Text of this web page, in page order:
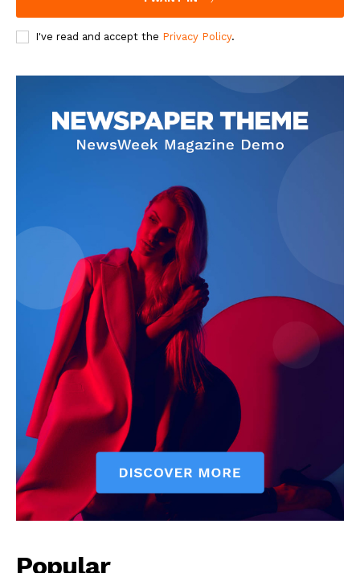
Jagruk Janta
Vishwasniya Hindi Akhbaar
I've read and accept the Privacy Policy.
Popular